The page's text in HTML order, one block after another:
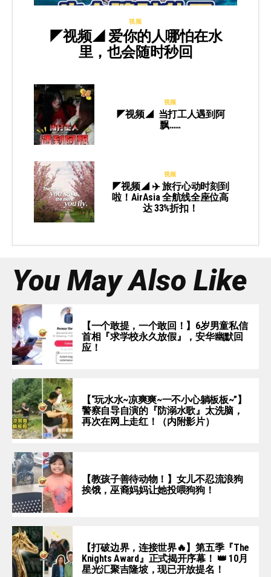
视频
◤视频◢ 爱你的人哪怕在水
里，也会随时秒回
视频
◤视频◢ 当打工人遇到阿
飘……
视频
◤视频◢ ✈️ 旅行心动时刻到
啦！AirAsia 全航线全座位高
达 33%折扣！
You May Also Like
【一个敢提，一个敢回！】6岁男童私信
首相『求学校永久放假』，安华幽默回
应！
【“玩水水~凉爽爽~一不小心躺板板~”】
警察自导自演的『防溺水歌』太洗脑，
再次在网上走红！（内附影片）
【教孩子善待动物！】女儿不忍流浪狗
挨饿，巫裔妈妈让她投喂狗狗！
【打破边界，连接世界🔥】第五季『The
Knights Award』正式揭开序幕！ 👑 10月
星光汇聚吉隆坡，现已开放提名！